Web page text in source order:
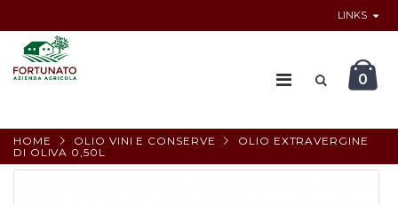
LINKS
0
HOME OLIO VINI E CONSERVE
OLIO EXTRAVERGINE
DI OLIVA 0,50L